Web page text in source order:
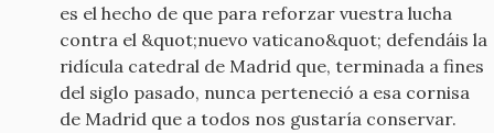
es el hecho de que para reforzar vuestra lucha
contra el &quot;nuevo vaticano&quot; defendáis la
ridícula catedral de Madrid que, terminada a fines
del siglo pasado, nunca perteneció a esa cornisa
de Madrid que a todos nos gustaría conservar.